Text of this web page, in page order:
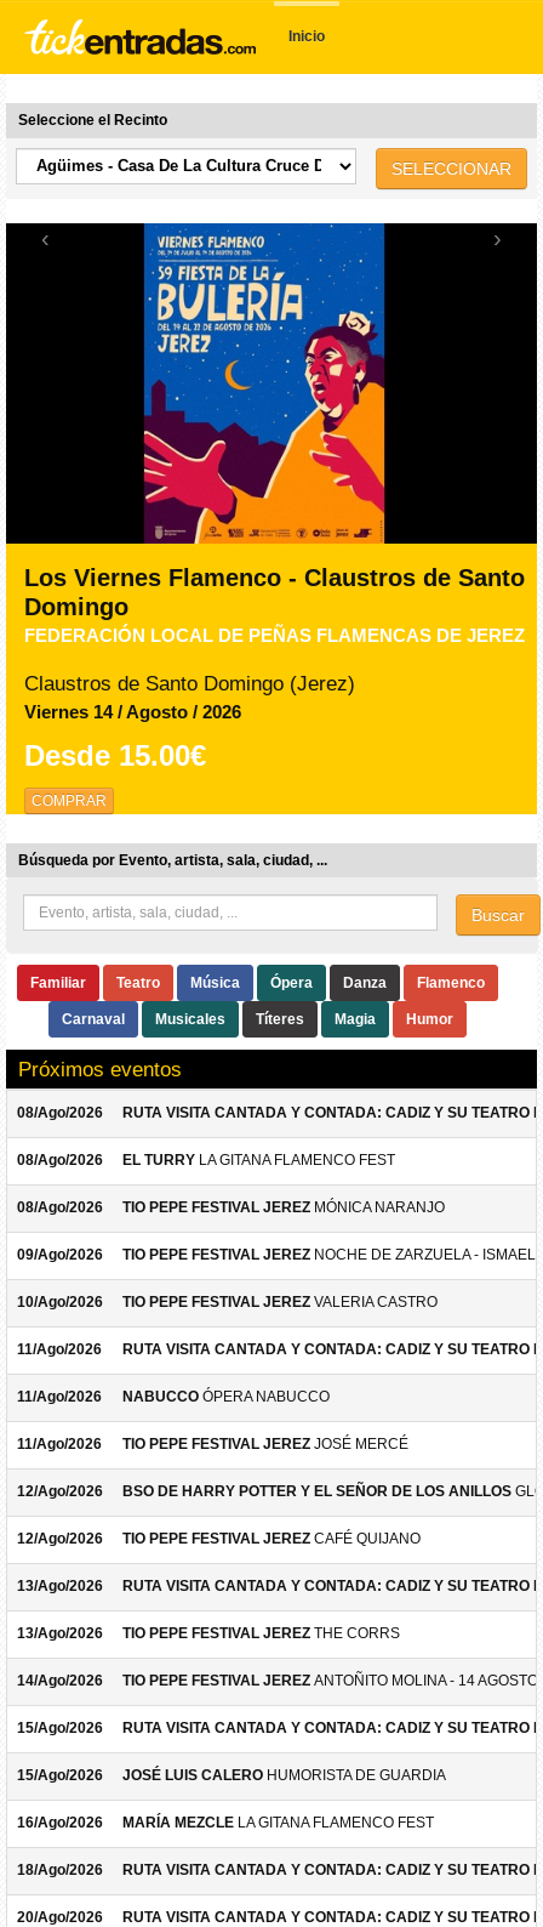
Inicio
Seleccione el Recinto
SELECCIONAR
‹ ›
Los Viernes Flamenco - Claustros de Santo
Domingo
FEDERACIÓN LOCAL DE PEÑAS FLAMENCAS DE JEREZ
Claustros de Santo Domingo (Jerez)
Viernes 14 / Agosto / 2026
Desde 15.00€
COMPRAR
Búsqueda por Evento, artista, sala, ciudad, ...
Buscar
Familiar Teatro Música Ópera Danza Flamenco
Carnaval Musicales Títeres Magia Humor
Próximos eventos
08/Ago/2026 RUTA VISITA CANTADA Y CONTADA: CADIZ Y SU TEATRO
08/Ago/2026 EL TURRY LA GITANA FLAMENCO FEST
08/Ago/2026 TIO PEPE FESTIVAL JEREZ MÓNICA NARANJO
09/Ago/2026 TIO PEPE FESTIVAL JEREZ NOCHE DE ZARZUELA -
10/Ago/2026 TIO PEPE FESTIVAL JEREZ VALERIA CASTRO
11/Ago/2026 RUTA VISITA CANTADA Y CONTADA: CADIZ Y SU TEATRO
11/Ago/2026 NABUCCO ÓPERA NABUCCO
11/Ago/2026 TIO PEPE FESTIVAL JEREZ JOSÉ MERCÉ
12/Ago/2026 BSO DE HARRY POTTER Y EL SEÑOR DE LOS ANILLOS
12/Ago/2026 TIO PEPE FESTIVAL JEREZ CAFÉ QUIJANO
13/Ago/2026 RUTA VISITA CANTADA Y CONTADA: CADIZ Y SU TEATRO
13/Ago/2026 TIO PEPE FESTIVAL JEREZ THE CORRS
14/Ago/2026 TIO PEPE FESTIVAL JEREZ ANTOÑITO MOLINA - 14 AGOSTO
15/Ago/2026 RUTA VISITA CANTADA Y CONTADA: CADIZ Y SU TEATRO
15/Ago/2026 JOSÉ LUIS CALERO HUMORISTA DE GUARDIA
16/Ago/2026 MARÍA MEZCLE LA GITANA FLAMENCO FEST
18/Ago/2026 RUTA VISITA CANTADA Y CONTADA: CADIZ Y SU TEATRO
20/Ago/2026 RUTA VISITA CANTADA Y CONTADA: CADIZ Y SU TEATRO